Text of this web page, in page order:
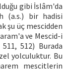
gibi İslâm'da
(a.s.) bir hadisi
şu üç mescidden
ve Mescid-i
512) Burada
yolculuktur. Bu
mescitlerin